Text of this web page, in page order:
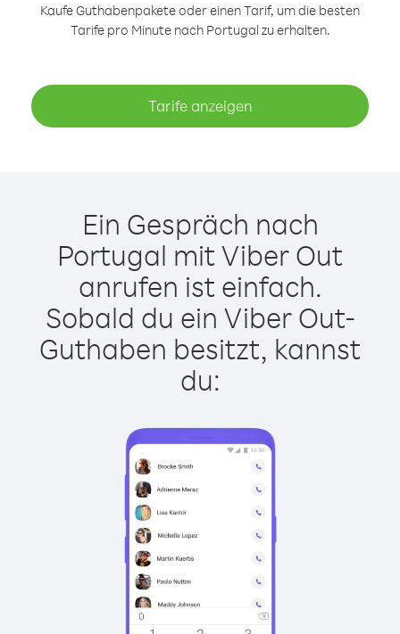
Kaufe Guthabenpakete oder einen Tarif, um die besten
Tarife pro Minute nach Portugal zu erhalten.
Tarife anzeigen
Ein Gespräch nach
Portugal mit Viber Out
anrufen ist einfach.
Sobald du ein Viber Out-
Guthaben besitzt, kannst
du: